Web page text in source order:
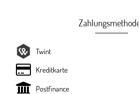
Twint
Kreditkarte
Postfinance